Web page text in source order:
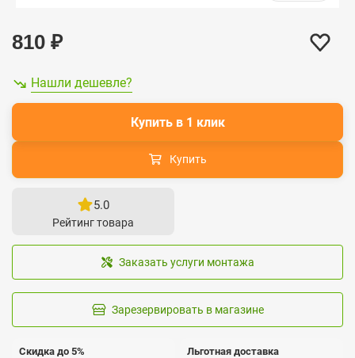
810 ₽
Нашли дешевле?
Купить
Купить в 1 клик
5.0
Рейтинг товара
Заказать услуги монтажа
Зарезервировать в магазине
Скидка до 5% Льготная доставка